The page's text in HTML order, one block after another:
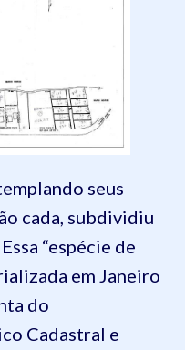
seus
cada, subdividiu
“espécie de
em Janeiro
do
Cadastral e